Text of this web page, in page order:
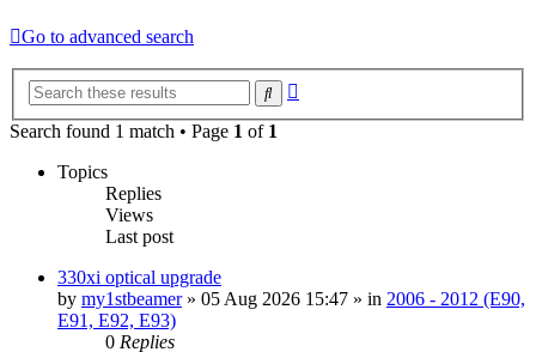
Go to advanced search
Search
Search found 1 match • Page 1 of 1
Topics
Replies
Views
Last post
330xi optical upgrade
by my1stbeamer» 05 Aug 2026 15:47 » in 2006 - 2012 (E90,
E91, E92, E93)
0 Replies